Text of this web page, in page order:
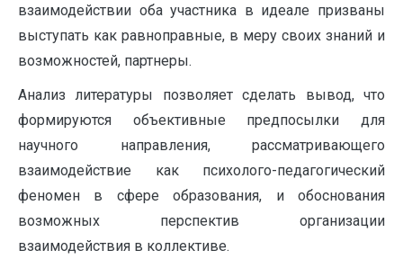
взаимодействии оба участника в идеале призваны
выступать как равноправные, в меру своих знаний и
возможностей, партнеры.
Анализ литературы позволяет сделать вывод, что
формируются объективные предпосылки для
научного направления, рассматривающего
взаимодействие как психолого-педагогический
феномен в сфере образования, и обоснования
возможных перспектив организации
взаимодействия в коллективе.